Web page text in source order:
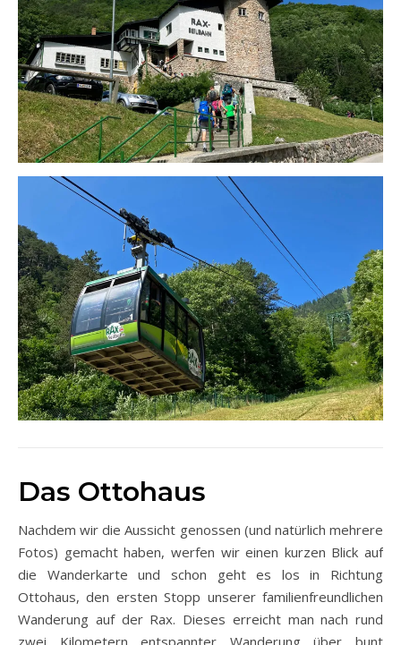
Das Ottohaus
Nachdem wir die Aussicht genossen (und natürlich mehrere
Fotos) gemacht haben, werfen wir einen kurzen Blick auf
die Wanderkarte und schon geht es los in Richtung
Ottohaus, den ersten Stopp unserer familienfreundlichen
Wanderung auf der Rax. Dieses erreicht man nach rund
zwei Kilometern entspannter Wanderung über bunt